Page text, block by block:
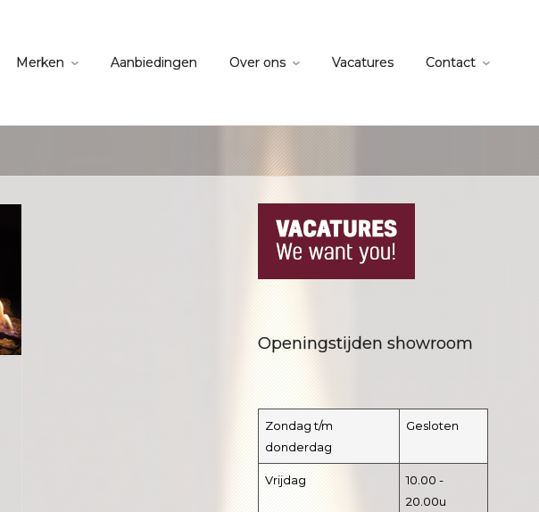
Merken Aanbiedingen Over ons Vacatures Contact
Openingstijden showroom
Zondag t/m
donderdag
Gesloten
Vrijdag
10.00 -
20.00u